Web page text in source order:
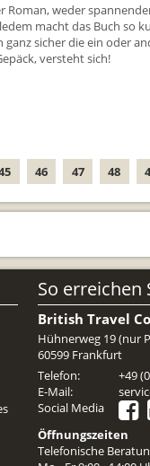
Whiskyreisen Schottland
Roman, weder
macht das Buch so
ganz sicher die ein oder
versteht sich!
46 47 48
So erreichen
British Travel
Hühnerweg 19 (nur
60599 Frankfurt
Telefon:
+49
E-Mail:
Social Media
Öffnungszeiten
Telefonische